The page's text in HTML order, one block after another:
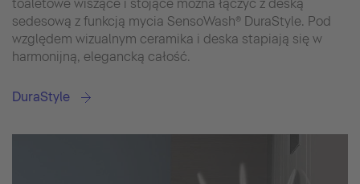
toaletowe wiszące i stojące można łączyć z deską
sedesową z funkcją mycia SensoWash® DuraStyle. Pod
względem wizualnym ceramika i deska stapiają się w
harmonijną, elegancką całość.
DuraStyle